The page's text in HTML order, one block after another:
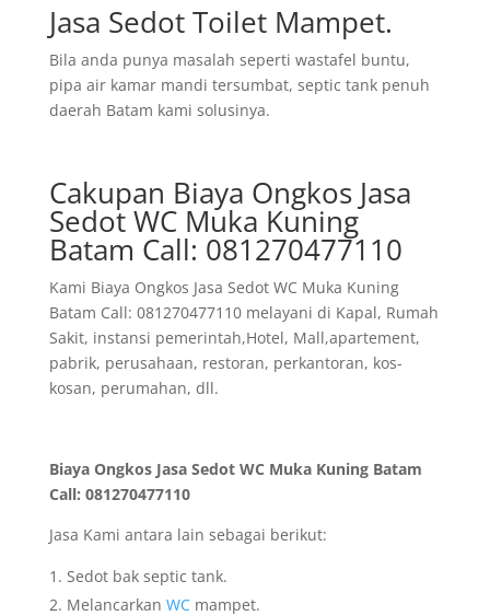
Jasa Sedot Toilet Mampet.
Bila anda punya masalah seperti wastafel buntu,
pipa air kamar mandi tersumbat, septic tank penuh
daerah Batam kami solusinya.
Cakupan Biaya Ongkos Jasa
Sedot WC Muka Kuning
Batam Call: 081270477110
Kami Biaya Ongkos Jasa Sedot WC Muka Kuning
Batam Call: 081270477110 melayani di Kapal, Rumah
Sakit, instansi pemerintah,Hotel, Mall,apartement,
pabrik, perusahaan, restoran, perkantoran, kos-
kosan, perumahan, dll.
Biaya Ongkos Jasa Sedot WC Muka Kuning Batam
Call: 081270477110
Jasa Kami antara lain sebagai berikut:
Sedot bak septic tank.
Melancarkan WCmampet.